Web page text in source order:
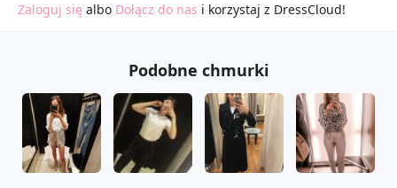
Zaloguj się albo Dołącz do nas i korzystaj z DressCloud!
Podobne chmurki